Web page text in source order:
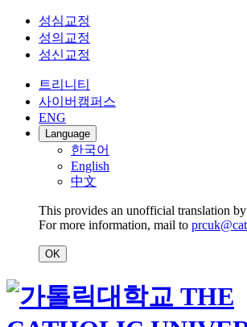
성심교정
성의교정
성신교정
트리니티
사이버캠퍼스
ENG
Language
한국어
English
中文
This provides an unofficial translation
For more information, mail to
OK